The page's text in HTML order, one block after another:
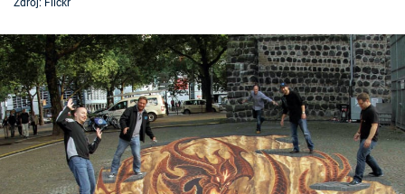
Sledujte prima+
Přihlášení
Sledujte nás